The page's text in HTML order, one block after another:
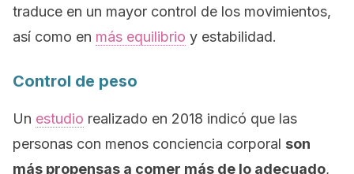
traduce en un mayor control de los movimientos,
así como en más equilibrio y estabilidad.
Control de peso
Un estudio realizado en 2018 indicó que las
personas con menos conciencia corporal son
más propensas a comer más de lo adecuado,